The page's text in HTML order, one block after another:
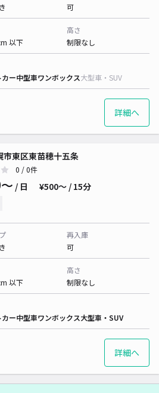
可
以下
高さ
制限なし
ー中型車ワンボックス大型車・SUV
詳細へ
市東区東苗穂十五条
0 / 0件
/ 日 ¥500〜 / 15分
再入庫
可
以下
高さ
制限なし
ー中型車ワンボックス大型車・SUV
詳細へ